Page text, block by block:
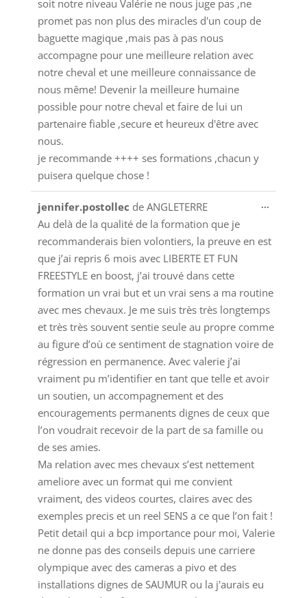
soit notre niveau Valérie ne nous juge pas ,ne
promet pas non plus des miracles d'un coup de
baguette magique ,mais pas à pas nous
accompagne pour une meilleure relation avec
notre cheval et une meilleure connaissance de
nous même! Devenir la meilleure humaine
possible pour notre cheval et faire de lui un
partenaire fiable ,secure et heureux d'être avec
nous.
je recommande ++++ ses formations ,chacun y
puisera quelque chose !
jennifer.postollec de ANGLETERRE
Au delà de la qualité de la formation que je
recommanderais bien volontiers, la preuve en est
que j’ai repris 6 mois avec LIBERTE ET FUN
FREESTYLE en boost, j’ai trouvé dans cette
formation un vrai but et un vrai sens a ma routine
avec mes chevaux. Je me suis très très longtemps
et très très souvent sentie seule au propre comme
au figure d’où ce sentiment de stagnation voire de
régression en permanence. Avec valerie j’ai
vraiment pu m’identifier en tant que telle et avoir
un soutien, un accompagnement et des
encouragements permanents dignes de ceux que
l’on voudrait recevoir de la part de sa famille ou
de ses amies.
Ma relation avec mes chevaux s’est nettement
ameliore avec un format qui me convient
vraiment, des videos courtes, claires avec des
exemples precis et un reel SENS a ce que l’on fait !
Petit detail qui a bcp importance pour moi, Valerie
ne donne pas des conseils depuis une carriere
olympique avec des cameras a pivo et des
installations dignes de SAUMUR ou la j'aurais eu
...
méta.